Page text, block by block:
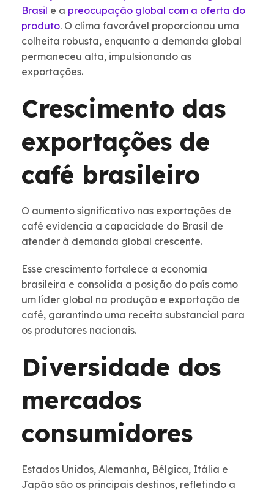
Brasil e a preocupação global com a oferta do
produto. O clima favorável proporcionou uma
colheita robusta, enquanto a demanda global
permaneceu alta, impulsionando as
exportações.
Crescimento das
exportações de
café brasileiro
O aumento significativo nas exportações de
café evidencia a capacidade do Brasil de
atender à demanda global crescente.
Esse crescimento fortalece a economia
brasileira e consolida a posição do país como
um líder global na produção e exportação de
café, garantindo uma receita substancial para
os produtores nacionais.
Diversidade dos
mercados
consumidores
Estados Unidos, Alemanha, Bélgica, Itália e
Japão são os principais destinos, refletindo a